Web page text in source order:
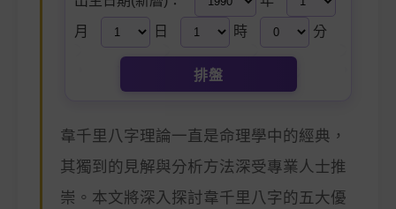
月 日 時 分
排盤
韋千里八字理論一直是命理學中的經典，
其獨到的見解與分析方法深受專業人士推
崇。本文將深入探討韋千里八字的五大優